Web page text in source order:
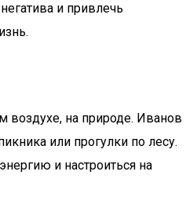
и привлечь
на природе. Иванов
или прогулки по лесу.
и настроиться на